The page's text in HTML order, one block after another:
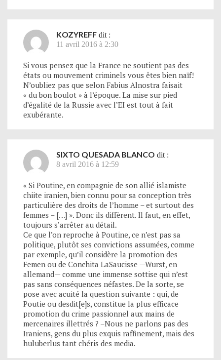
KOZYREFF dit :
11 avril 2016 à 2:30
Si vous pensez que la France ne soutient pas des
états ou mouvement criminels vous êtes bien naïf!
N’oubliez pas que selon Fabius Alnostra faisait
« du bon boulot » à l’époque. La mise sur pied
d’égalité de la Russie avec l’EI est tout à fait
exubérante.
SIXTO QUESADA BLANCO dit :
8 avril 2016 à 12:59
« Si Poutine, en compagnie de son allié islamiste
chiite iranien, bien connu pour sa conception très
particulière des droits de l’homme – et surtout des
femmes – […] ». Donc ils diffèrent. Il faut, en effet,
toujours s’arrêter au détail.
Ce que l’on reproche à Poutine, ce n’est pas sa
politique, plutôt ses convictions assumées, comme
par exemple, qu’il considère la promotion des
Femen ou de Conchita LaSaucisse —Wurst, en
allemand— comme une immense sottise qui n’est
pas sans conséquences néfastes. De la sorte, se
pose avec acuité la question suivante : qui, de
Poutie ou desdit[e]s, constitue la plus efficace
promotion du crime passionnel aux mains de
mercenaires illettrés ? –Nous ne parlons pas des
Iraniens, gens du plus exquis raffinement, mais des
huluberlus tant chéris des media.